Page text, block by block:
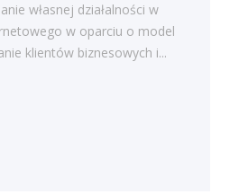
własnej działalności w
w oparciu o model
klientów biznesowych i...